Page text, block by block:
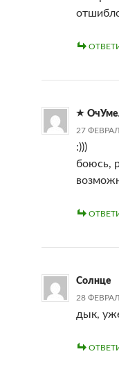
27
:)))
боюсь,
Солнце
28
дык,